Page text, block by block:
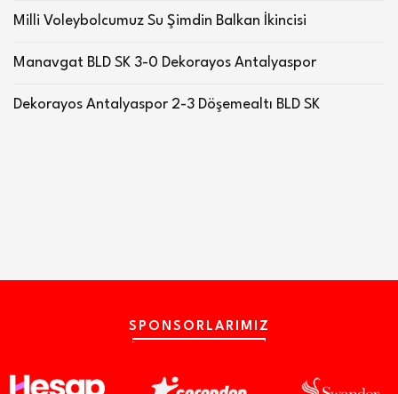
Milli Voleybolcumuz Su Şimdin Balkan İkincisi
Manavgat BLD SK 3-0 Dekorayos Antalyaspor
Dekorayos Antalyaspor 2-3 Döşemealtı BLD SK
SPONSORLARIMIZ